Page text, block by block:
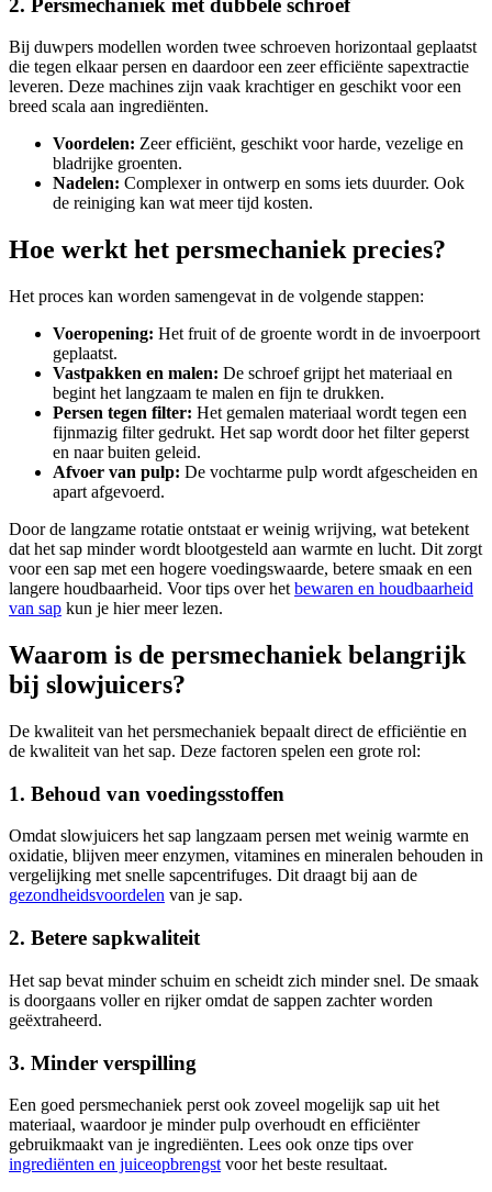
Bij duwpers modellen worden twee schroeven horizontaal geplaatst
die tegen elkaar persen en daardoor een zeer efficiënte sapextractie
leveren. Deze machines zijn vaak krachtiger en geschikt voor een
breed scala aan ingrediënten.
Voordelen: Zeer efficiënt, geschikt voor harde, vezelige en
bladrijke groenten.
Nadelen: Complexer in ontwerp en soms iets duurder. Ook
de reiniging kan wat meer tijd kosten.
Hoe werkt het persmechaniek precies?
Het proces kan worden samengevat in de volgende stappen:
Voeropening: Het fruit of de groente wordt in de invoerpoort
geplaatst.
Vastpakken en malen: De schroef grijpt het materiaal en
begint het langzaam te malen en fijn te drukken.
Persen tegen filter: Het gemalen materiaal wordt tegen een
fijnmazig filter gedrukt. Het sap wordt door het filter geperst
en naar buiten geleid.
Afvoer van pulp: De vochtarme pulp wordt afgescheiden en
apart afgevoerd.
Door de langzame rotatie ontstaat er weinig wrijving, wat betekent
dat het sap minder wordt blootgesteld aan warmte en lucht. Dit zorgt
voor een sap met een hogere voedingswaarde, betere smaak en een
langere houdbaarheid. Voor tips over het bewaren en houdbaarheid
van sap kun je hier meer lezen.
Waarom is de persmechaniek belangrijk
bij slowjuicers?
De kwaliteit van het persmechaniek bepaalt direct de efficiëntie en
de kwaliteit van het sap. Deze factoren spelen een grote rol:
1. Behoud van voedingsstoffen
Omdat slowjuicers het sap langzaam persen met weinig warmte en
oxidatie, blijven meer enzymen, vitamines en mineralen behouden in
vergelijking met snelle sapcentrifuges. Dit draagt bij aan de
gezondheidsvoordelen van je sap.
2. Betere sapkwaliteit
Het sap bevat minder schuim en scheidt zich minder snel. De smaak
is doorgaans voller en rijker omdat de sappen zachter worden
geëxtraheerd.
3. Minder verspilling
Een goed persmechaniek perst ook zoveel mogelijk sap uit het
materiaal, waardoor je minder pulp overhoudt en efficiënter
gebruikmaakt van je ingrediënten. Lees ook onze tips over
ingrediënten en juiceopbrengst voor het beste resultaat.